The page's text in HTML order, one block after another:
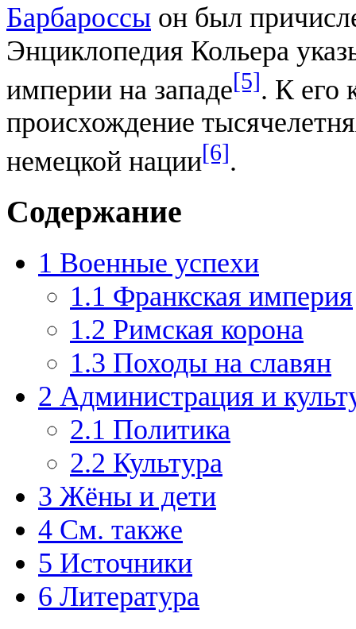
Барбароссы он был
Энциклопедия Кольера
империи на западе[5]. К его
происхождение
немецкой нации[6].
Содержание
1 Военные успехи
1.1 Франкская империя
1.2 Римская корона
1.3 Походы на славян
2 Администрация и
2.1 Политика
2.2 Культура
3 Жёны и дети
4 См. также
5 Источники
6 Литература